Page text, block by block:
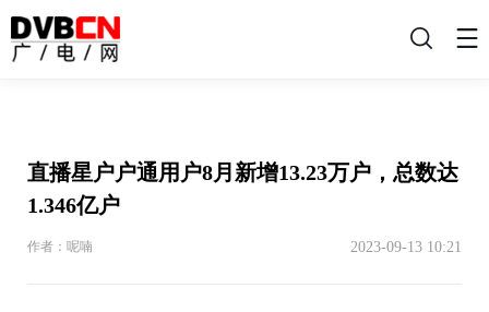
搜
直播星户户通用户8月新增13.23万户，总数达
1.346亿户
作者：呢喃 2023-09-13 10:21